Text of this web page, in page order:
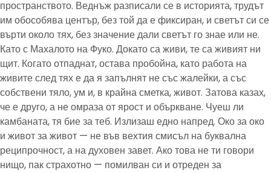
пространството. Веднъж разписали се в историята, трудът
им обособява център, без той да е фиксиран, и светът си се
върти около тях, без значение дали светът го знае или не.
Като с Махалото на Фуко. Докато са живи, те са живият ни
щит. Когато отпаднат, остава пробойна, като работа на
живите след тях е да я запълнят не със жалейки, а със
собствени тяло, ум и, в крайна сметка, живот. Затова казах,
че е друго, а не омраза от ярост и объркване. Чуеш ли
камбаната, тя бие за теб. Излизаш едно напред. Око за око
и живот за живот — не във вехтия смисъл на буквална
реципрочност, а на духовен завет. Ако това не ти говори
нищо, пак страхотно — помилван си и отреден за